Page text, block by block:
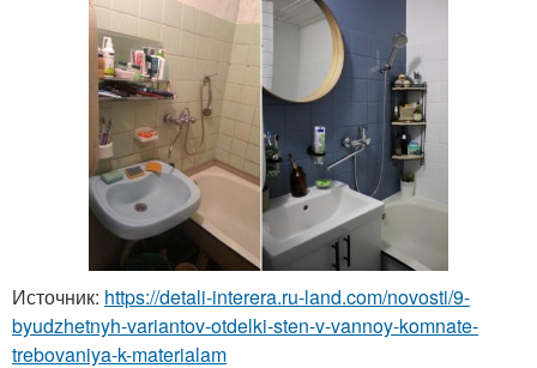
Источник: https://detali-interera.ru-land.com/novosti/9-
byudzhetnyh-variantov-otdelki-sten-v-vannoy-komnate-
trebovaniya-k-materialam